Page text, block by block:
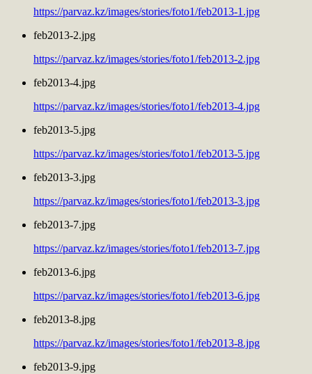
https://parvaz.kz/images/stories/foto1/feb2013-1.jpg
feb2013-2.jpg
https://parvaz.kz/images/stories/foto1/feb2013-2.jpg
feb2013-4.jpg
https://parvaz.kz/images/stories/foto1/feb2013-4.jpg
feb2013-5.jpg
https://parvaz.kz/images/stories/foto1/feb2013-5.jpg
feb2013-3.jpg
https://parvaz.kz/images/stories/foto1/feb2013-3.jpg
feb2013-7.jpg
https://parvaz.kz/images/stories/foto1/feb2013-7.jpg
feb2013-6.jpg
https://parvaz.kz/images/stories/foto1/feb2013-6.jpg
feb2013-8.jpg
https://parvaz.kz/images/stories/foto1/feb2013-8.jpg
feb2013-9.jpg